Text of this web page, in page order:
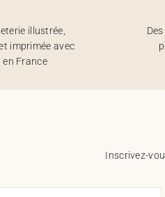
illustrée,
imprimée avec
en France
Inscrivez-